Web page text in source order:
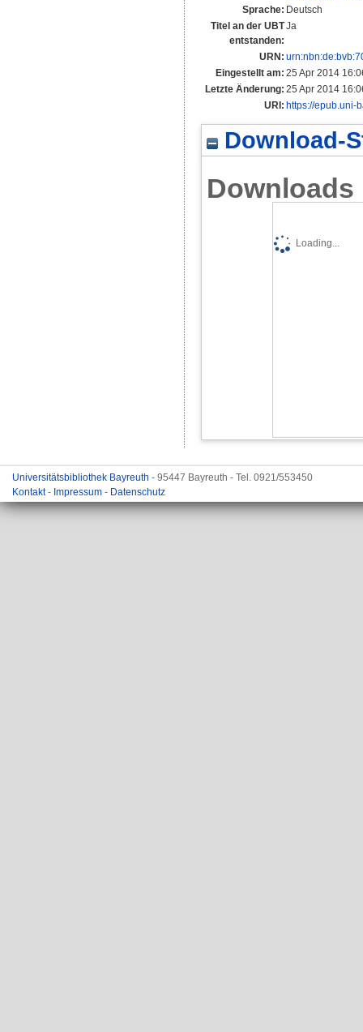
Sprache: Deutsch
Titel an der UBT
entstanden:
Ja
URN:
Eingestellt am: 25 Apr 2014
Letzte Änderung: 25 Apr 2014
URI: https://epub.uni-
Download-
Downloads
Loading...
Universitätsbibliothek Bayreuth - 95447 Bayreuth - Tel. 0921/553450
Kontakt- Impressum - Datenschutz